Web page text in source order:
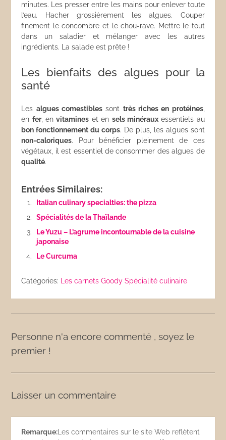
minutes. Les presser entre les mains pour enlever toute
l’eau. Hacher grossièrement les algues. Couper
finement le concombre et le chou-rave. Mettre le tout
dans un saladier et mélanger avec les autres
ingrédients. La salade est prête !
Les bienfaits des algues pour la
santé
Les algues comestibles sont très riches en protéines,
en fer, envitamines et en sels minérauxessentiels au
bon fonctionnement du corps. De plus, les algues sont
non-caloriques. Pour bénéficier pleinement de ces
végétaux, il est essentiel de consommer des algues de
qualité.
Entrées Similaires:
Italian culinary specialties: the pizza
Spécialités de la Thaïlande
Le Yuzu – L’agrume incontournable de la cuisine
japonaise
Le Curcuma
Catégories: Les carnets Goody Spécialité culinaire
Personne n'a encore commenté , soyez le
premier !
Laisser un commentaire
Remarque: Les commentaires sur le site Web reflètent